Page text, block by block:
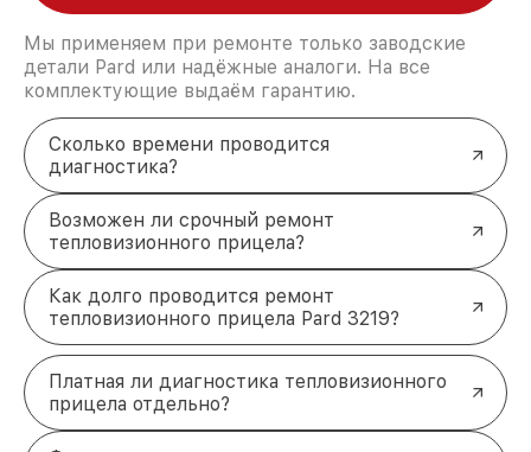
Мы применяем при ремонте только заводские
детали Pard или надёжные аналоги. На все
комплектующие выдаём гарантию.
Сколько времени проводится
диагностика?
Возможен ли срочный ремонт
тепловизионного прицела?
Как долго проводится ремонт
тепловизионного прицела Pard 3219?
Платная ли диагностика тепловизионного
прицела отдельно?